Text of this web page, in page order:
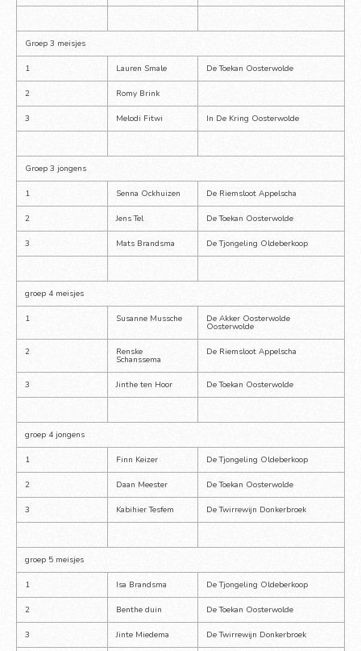
Groep 3 meisjes
1 Lauren Smale De Toekan Oosterwolde
2 Romy Brink
3 Melodi Fitwi In De Kring Oosterwolde
Groep 3 jongens
1 Senna Ockhuizen De Riemsloot Appelscha
2 Jens Tel De Toekan Oosterwolde
3 Mats Brandsma De Tjongeling Oldeberkoop
groep 4 meisjes
1 Susanne Mussche De Akker Oosterwolde
Oosterwolde
2 Renske
Schanssema
De Riemsloot Appelscha
3 Jinthe ten Hoor De Toekan Oosterwolde
groep 4 jongens
1 Finn Keizer De Tjongeling Oldeberkoop
2 Daan Meester De Toekan Oosterwolde
3 Kabihier Tesfem De Twirrewijn Donkerbroek
groep 5 meisjes
1 Isa Brandsma De Tjongeling Oldeberkoop
2 Benthe duin De Toekan Oosterwolde
3 Jinte Miedema De Twirrewijn Donkerbroek